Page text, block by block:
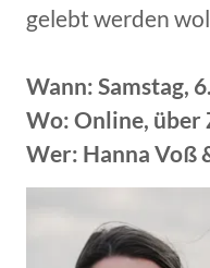
gelebt werden
Wann: Samstag,
Wo: Online, über
Wer: Hanna Voß